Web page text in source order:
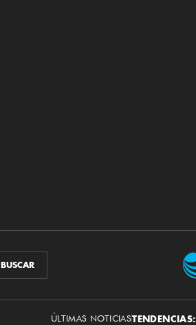
BUSCAR
ÚLTIMAS NOTICIASTENDENCIAS: